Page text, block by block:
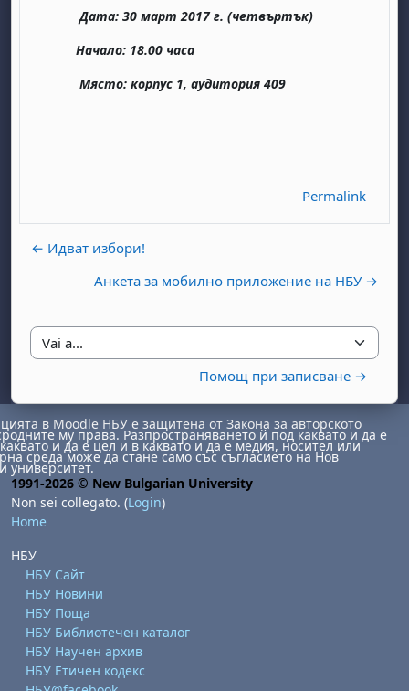
Дата: 30 март 2017 г. (четвъртък)
Начало: 18.00 часа
Място: корпус 1, аудитория 409
Permalink
← Идват избори!
Анкета за мобилно приложение на НБУ →
Vai a...
Помощ при записване →
1 agosto
domenica 2 agosto
8 agosto
domenica 9 agosto
в Moodle НБУ е защитена от Закона за авторското
му права. Разпространяването й под каквато и да е
и да е цел и в каквато и да е медия, носител или
среда може да стане само със съгласието на Нов
университет.
1991-2026 © New Bulgarian University
Non sei collegato. (Login)
Home
НБУ
НБУ Сайт
НБУ Новини
НБУ Поща
НБУ Библиотечен каталог
НБУ Научен архив
НБУ Етичен кодекс